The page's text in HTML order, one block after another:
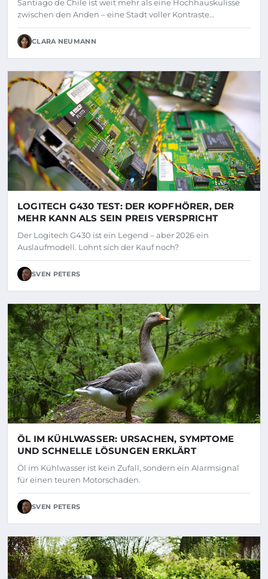
Santiago de Chile ist weit mehr als eine Hochhauskulisse
zwischen den Anden – eine Stadt voller Kontraste…
CLARA NEUMANN
LOGITECH G430 TEST: DER KOPFHÖRER, DER
MEHR KANN ALS SEIN PREIS VERSPRICHT
Der Logitech G430 ist ein Legend – aber 2026 ein
Auslaufmodell. Lohnt sich der Kauf noch?
SVEN PETERS
ÖL IM KÜHLWASSER: URSACHEN, SYMPTOME
UND SCHNELLE LÖSUNGEN ERKLÄRT
Öl im Kühlwasser ist kein Zufall, sondern ein Alarmsignal
für einen teuren Motorschaden.
SVEN PETERS